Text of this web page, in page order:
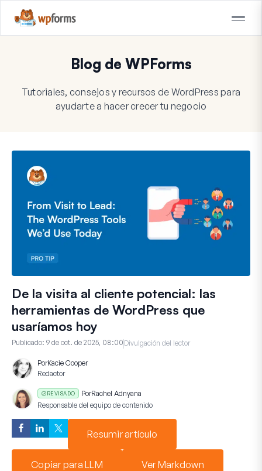
Blog de WPForms
Tutoriales, consejos y recursos de WordPress para
ayudarte a hacer crecer tu negocio
De la visita al cliente potencial: las
herramientas de WordPress que
usaríamos hoy
Publicado: 9 de oct. de 2025, 08:00 Divulgación del lector
PorKacie Cooper
Redactor
REVISADO PorRachel Adnyana
Responsable del equipo de contenido
Resumir artículo
Copiar para LLM Ver Markdown